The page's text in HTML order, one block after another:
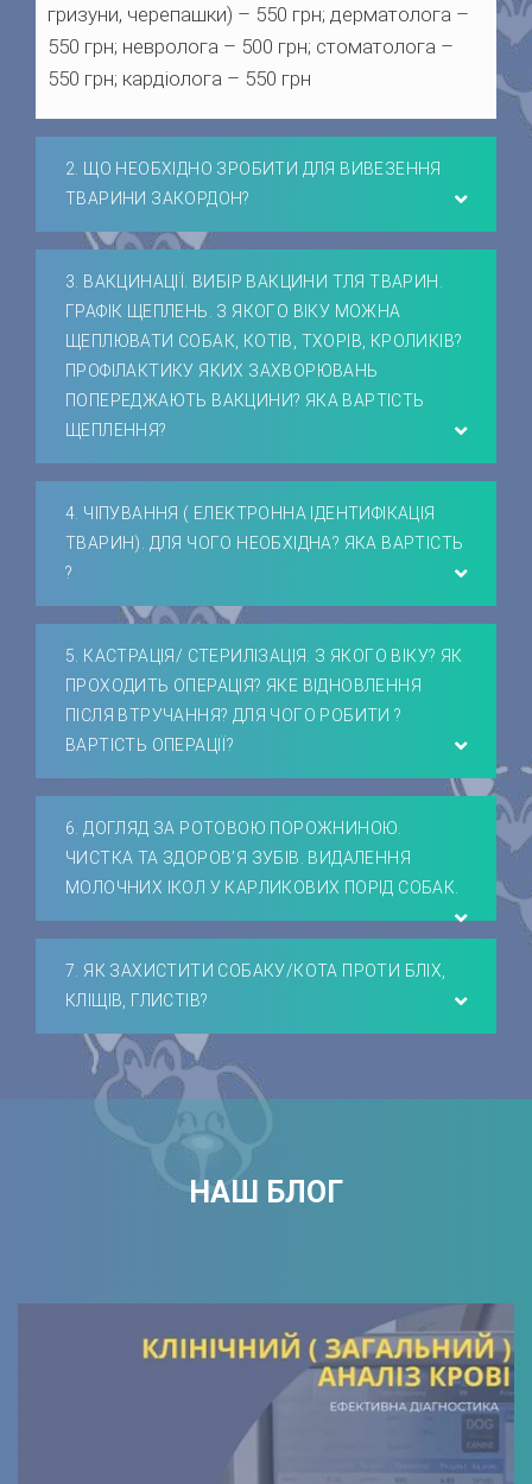
гризуни, черепашки) – 550 грн; дерматолога –
550 грн; невролога – 500 грн; стоматолога –
550 грн; кардіолога – 550 грн
2. ЩО НЕОБХІДНО ЗРОБИТИ ДЛЯ ВИВЕЗЕННЯ
ТВАРИНИ ЗАКОРДОН?
3. ВАКЦИНАЦІЇ. ВИБІР ВАКЦИНИ ТЛЯ ТВАРИН.
ГРАФІК ЩЕПЛЕНЬ. З ЯКОГО ВІКУ МОЖНА
ЩЕПЛЮВАТИ СОБАК, КОТІВ, ТХОРІВ, КРОЛИКІВ?
ПРОФІЛАКТИКУ ЯКИХ ЗАХВОРЮВАНЬ
ПОПЕРЕДЖАЮТЬ ВАКЦИНИ? ЯКА ВАРТІСТЬ
ЩЕПЛЕННЯ?
4. ЧІПУВАННЯ ( ЕЛЕКТРОННА ІДЕНТИФІКАЦІЯ
ТВАРИН). ДЛЯ ЧОГО НЕОБХІДНА? ЯКА ВАРТІСТЬ
?
5. КАСТРАЦІЯ/ СТЕРИЛІЗАЦІЯ. З ЯКОГО ВІКУ? ЯК
ПРОХОДИТЬ ОПЕРАЦІЯ? ЯКЕ ВІДНОВЛЕННЯ
ПІСЛЯ ВТРУЧАННЯ? ДЛЯ ЧОГО РОБИТИ ?
ВАРТІСТЬ ОПЕРАЦІЇ?
6. ДОГЛЯД ЗА РОТОВОЮ ПОРОЖНИНОЮ.
ЧИСТКА ТА ЗДОРОВ’Я ЗУБІВ. ВИДАЛЕННЯ
МОЛОЧНИХ ІКОЛ У КАРЛИКОВИХ ПОРІД СОБАК.
7. ЯК ЗАХИСТИТИ СОБАКУ/КОТА ПРОТИ БЛІХ,
КЛІЩІВ, ГЛИСТІВ?
НАШ БЛОГ